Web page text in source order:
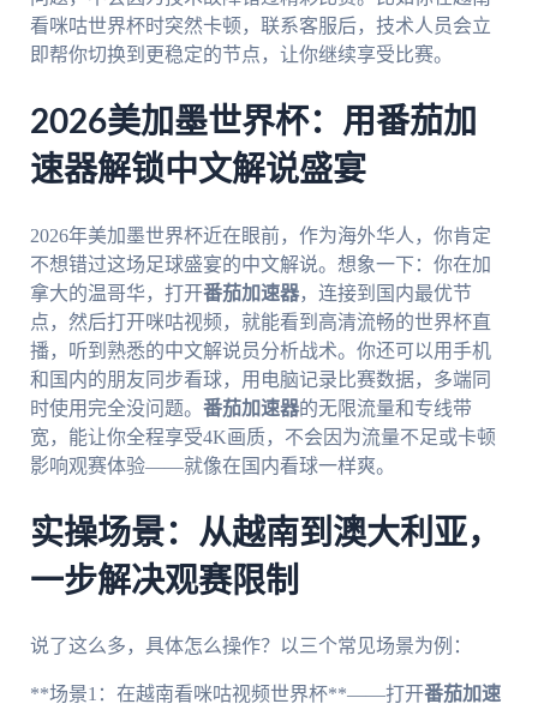
看咪咕世界杯时突然卡顿，联系客服后，技术人员会立
即帮你切换到更稳定的节点，让你继续享受比赛。
2026美加墨世界杯：用番茄加
速器解锁中文解说盛宴
2026年美加墨世界杯近在眼前，作为海外华人，你肯定
不想错过这场足球盛宴的中文解说。想象一下：你在加
拿大的温哥华，打开番茄加速器，连接到国内最优节
点，然后打开咪咕视频，就能看到高清流畅的世界杯直
播，听到熟悉的中文解说员分析战术。你还可以用手机
和国内的朋友同步看球，用电脑记录比赛数据，多端同
时使用完全没问题。 番茄加速器的无限流量和专线带
宽，能让你全程享受4K画质，不会因为流量不足或卡顿
影响观赛体验——就像在国内看球一样爽。
实操场景：从越南到澳大利亚，
一步解决观赛限制
说了这么多，具体怎么操作？以三个常见场景为例：
**场景1：在越南看咪咕视频世界杯**——打开番茄加速